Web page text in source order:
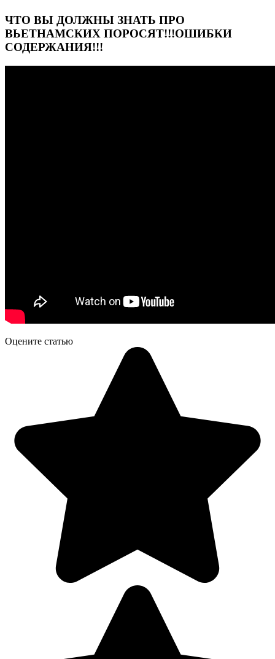
ЧТО ВЫ ДОЛЖНЫ ЗНАТЬ ПРО
ВЬЕТНАМСКИХ ПОРОСЯТ!!!ОШИБКИ
СОДЕРЖАНИЯ!!!
Оцените статью